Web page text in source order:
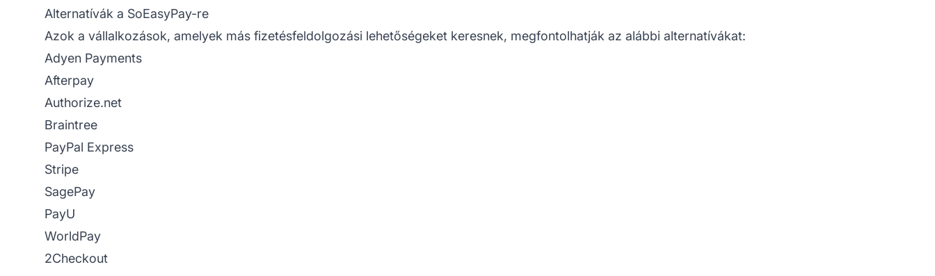
Alternatívák a SoEasyPay-re
Azok a vállalkozások, amelyek más fizetésfeldolgozási lehetőségeket keresnek, megfontolhatják az alábbi alternatívákat:
Adyen Payments
Afterpay
Authorize.net
Braintree
PayPal Express
Stripe
SagePay
PayU
WorldPay
2Checkout